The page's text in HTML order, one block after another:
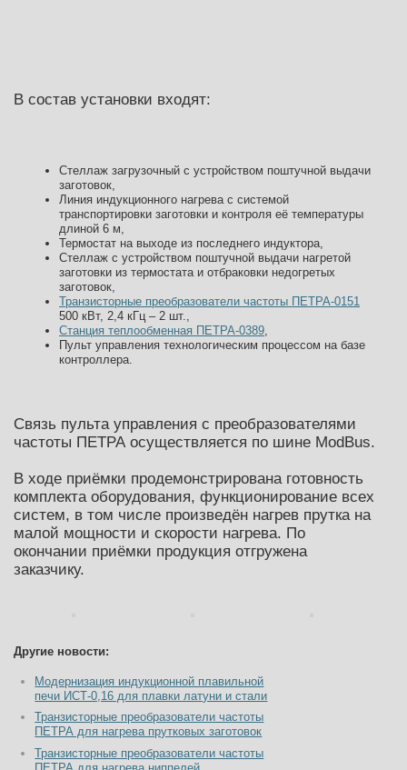
В состав установки входят:
Стеллаж загрузочный с устройством поштучной выдачи
заготовок,
Линия индукционного нагрева с системой
транспортировки заготовки и контроля её температуры
длиной 6 м,
Термостат на выходе из последнего индуктора,
Стеллаж с устройством поштучной выдачи нагретой
заготовки из термостата и отбраковки недогретых
заготовок,
Транзисторные преобразователи частоты ПЕТРА-0151
500 кВт, 2,4 кГц – 2 шт.,
Станция теплообменная ПЕТРА-0389
Пульт управления технологическим процессом на базе
контроллера.
Связь пульта управления с преобразователями
частоты ПЕТРА осуществляется по шине ModBus.
В ходе приёмки продемонстрирована готовность
комплекта оборудования, функционирование всех
систем, в том числе произведён нагрев прутка на
малой мощности и скорости нагрева. По
окончании приёмки продукция отгружена
заказчику.
Другие новости:
Модернизация индукционной плавильной
печи ИСТ-0,16 для плавки латуни и стали
Транзисторные преобразователи частоты
ПЕТРА для нагрева прутковых заготовок
Транзисторные преобразователи частоты